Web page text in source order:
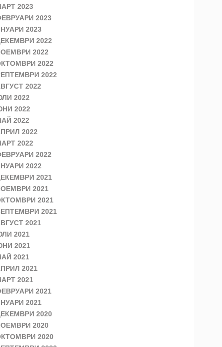
2023
2023
2023
2022
2022
2022
2022
2022
2022
2022
2022
2022
2022
2022
2022
2021
2021
2021
2021
2021
2021
2021
2021
2021
2021
2021
2021
2020
2020
2020